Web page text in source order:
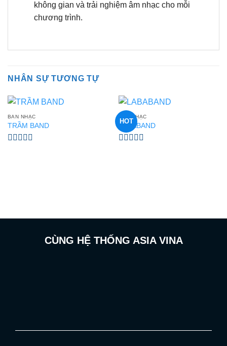
không gian và trải nghiệm âm nhạc cho mỗi
chương trình.
NHÂN SỰ TƯƠNG TỰ
BAN NHẠC
TRẦM BAND
HOT
BAN NHẠC
LABABAND
CÙNG HỆ THỐNG ASIA VINA